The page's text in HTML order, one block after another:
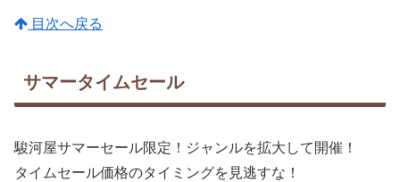
目次へ戻る
サマータイムセール
駿河屋サマーセール限定！ジャンルを拡大して開催！
タイムセール価格のタイミングを見逃すな！